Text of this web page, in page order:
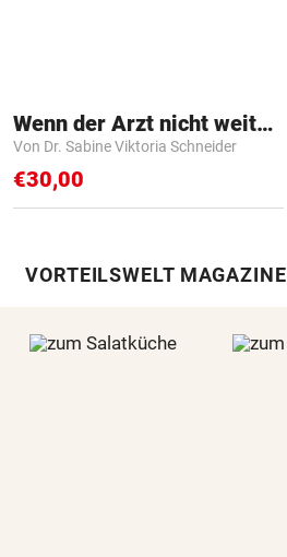
Wenn der Arzt nicht weiter weiß
Von Dr. Sabine Viktoria Schneider
€30,00
VORTEILSWELT MAGAZINE